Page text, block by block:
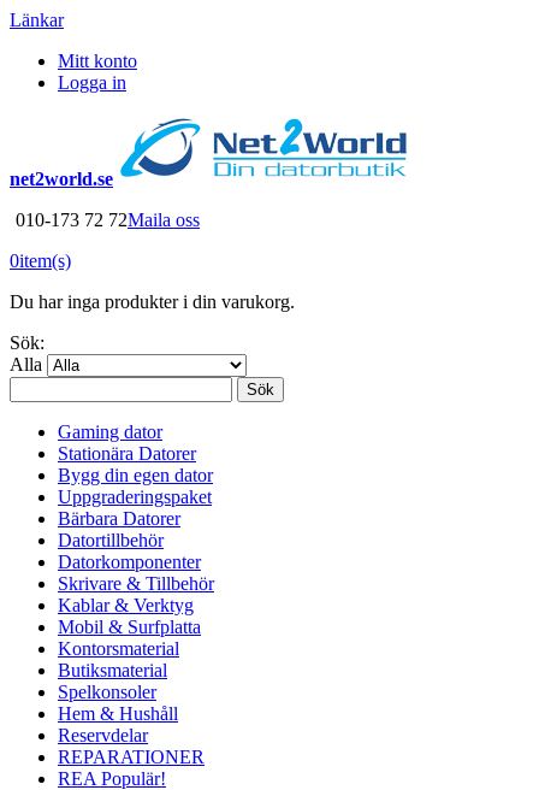
Länkar
Mitt konto
Logga in
net2world.se
010-173 72 72Maila oss
0item(s)
Du har inga produkter i din varukorg.
Sök:
Alla
Sök
Gaming dator
Stationära Datorer
Bygg din egen dator
Uppgraderingspaket
Bärbara Datorer
Datortillbehör
Datorkomponenter
Skrivare & Tillbehör
Kablar & Verktyg
Mobil & Surfplatta
Kontorsmaterial
Butiksmaterial
Spelkonsoler
Hem & Hushåll
Reservdelar
REPARATIONER
REA Populär!